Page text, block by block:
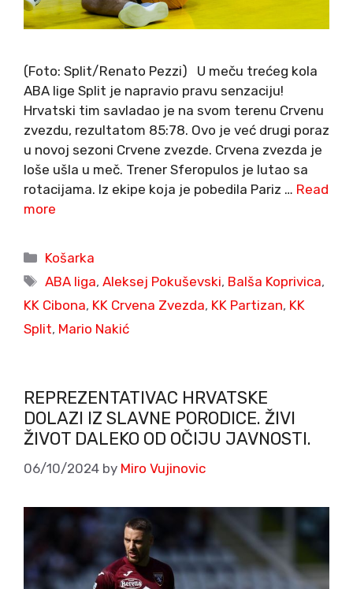
(Foto: Split/Renato Pezzi) U meču trećeg kola
ABA lige Split je napravio pravu senzaciju!
Hrvatski tim savladao je na svom terenu Crvenu
zvezdu, rezultatom 85:78. Ovo je već drugi poraz
u novoj sezoni Crvene zvezde. Crvena zvezda je
loše ušla u meč. Trener Sferopulos je lutao sa
rotacijama. Iz ekipe koja je pobedila Pariz … Read
more
Categories
Košarka
Tags
ABA liga,Aleksej Pokuševski, Balša Koprivica,
KK Cibona, KK Crvena Zvezda, KK Partizan, KK
Split, Mario Nakić
REPREZENTATIVAC HRVATSKE
DOLAZI IZ SLAVNE PORODICE. ŽIVI
ŽIVOT DALEKO OD OČIJU JAVNOSTI.
06/10/2024 by Miro Vujinovic